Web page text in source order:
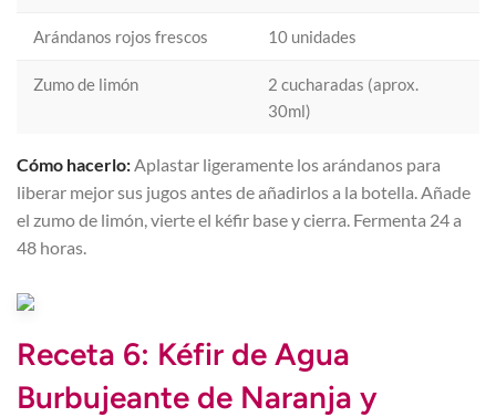
Arándanos rojos frescos 10 unidades
Zumo de limón
2 cucharadas (aprox.
30ml)
Cómo hacerlo: Aplastar ligeramente los arándanos para
liberar mejor sus jugos antes de añadirlos a la botella. Añade
el zumo de limón, vierte el kéfir base y cierra. Fermenta 24 a
48 horas.
Receta 6: Kéfir de Agua
Burbujeante de Naranja y